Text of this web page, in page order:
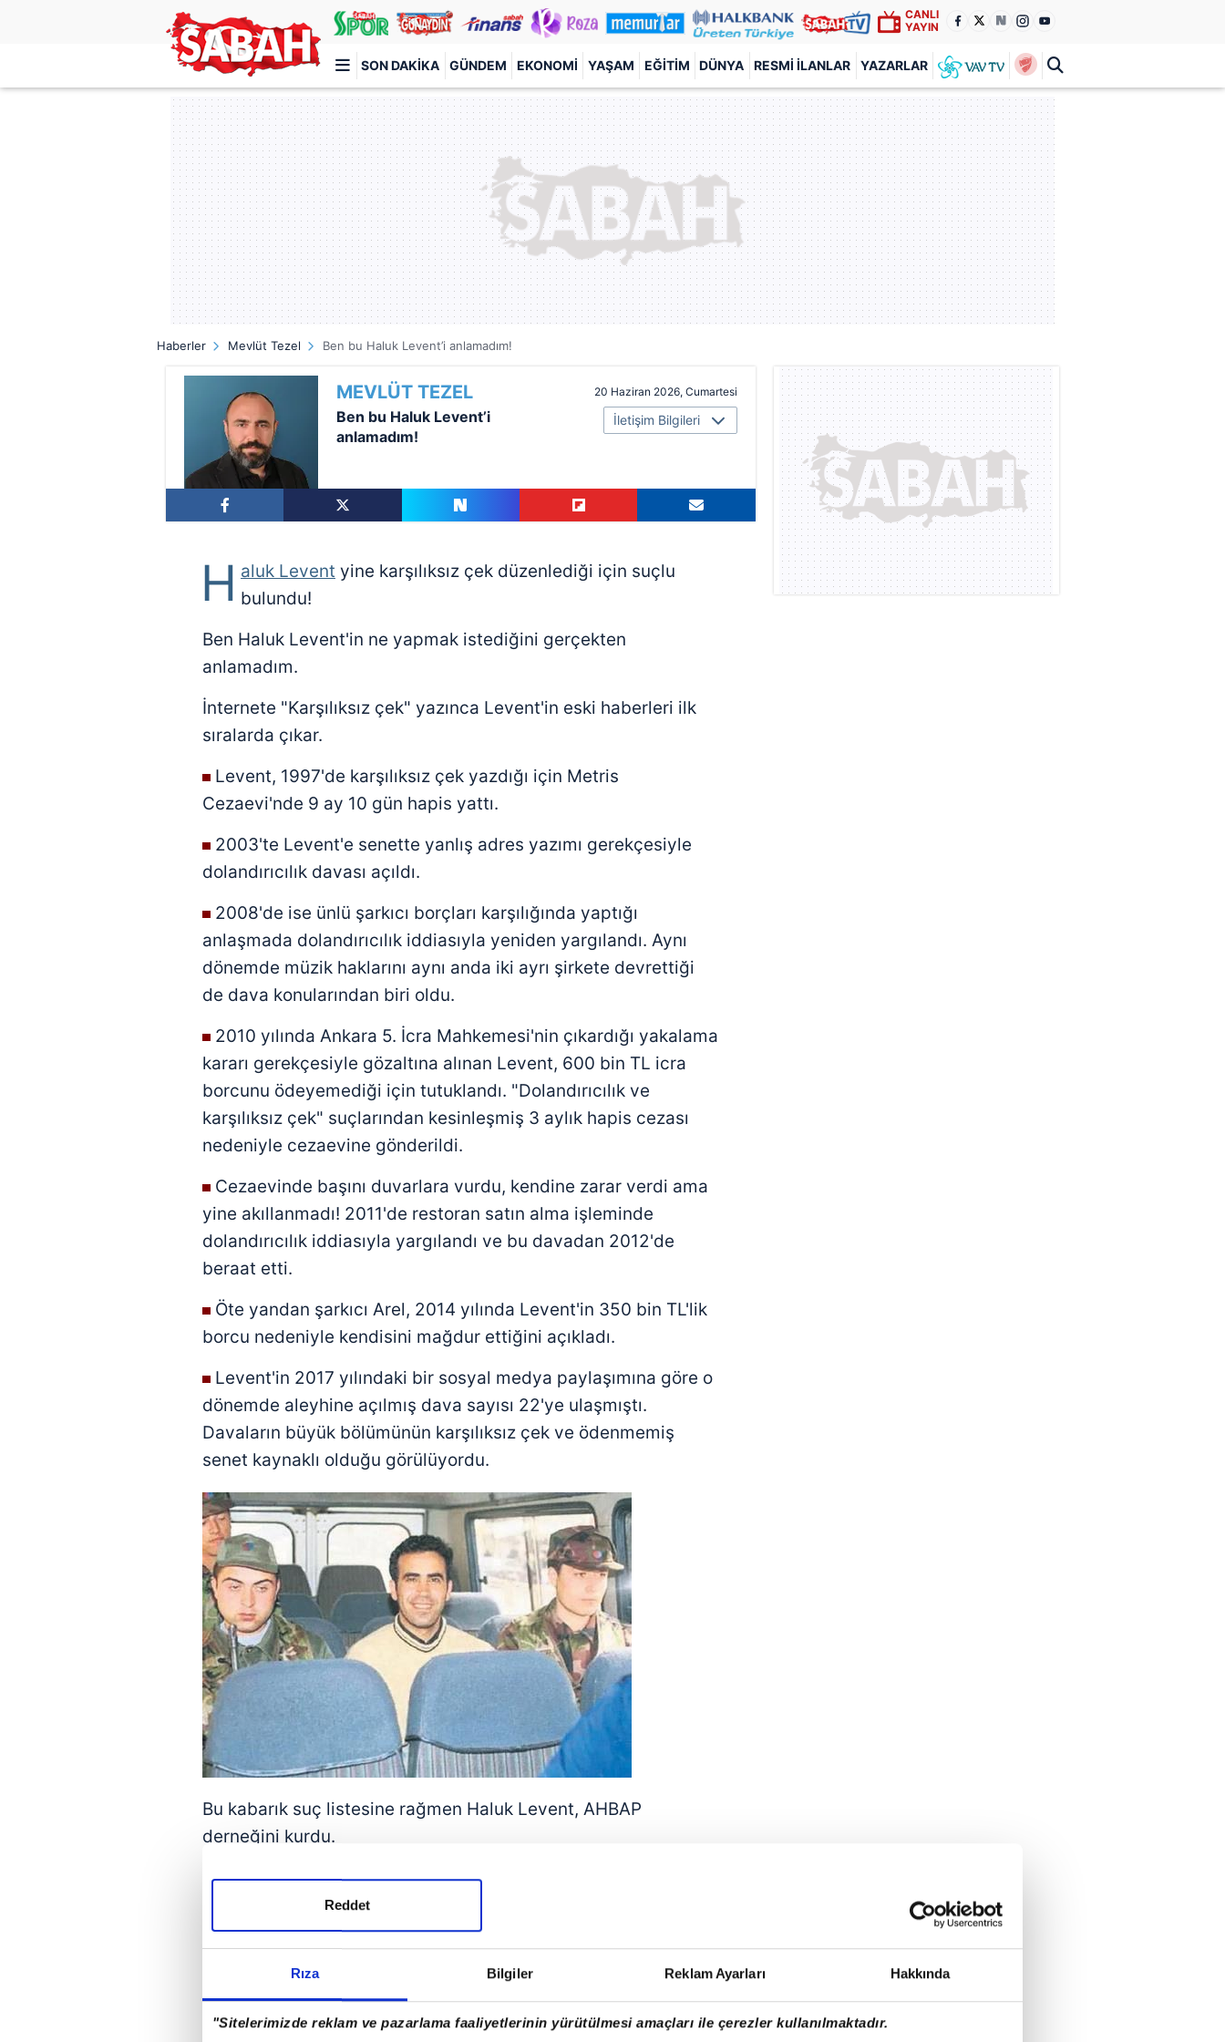
Rıza Bilgiler Reklam Ayarları Hakkında
"Sitelerimizde reklam ve pazarlama faaliyetlerinin yürütülmesi amaçları ile çerezler kullanılmaktadır.
Reddet
CANLI
YAYIN
SON DAKIKA GÜNDEM EKONOMI YAŞAM EĞITIM DÜNYA RESMI İLANLAR YAZARLAR
Türkiye'nin en iyi haber sitesi
Haberler Mevlüt Tezel Ben bu Haluk Levent’i anlamadım!
İletişim Bilgileri
20 Haziran 2026, Cumartesi
MEVLÜT TEZEL
Ben bu Haluk Levent’i
anlamadım!
H aluk Levent yine karşılıksız çek düzenlediği için suçlu
bulundu!
Ben Haluk Levent'in ne yapmak istediğini gerçekten
anlamadım.
İnternete "Karşılıksız çek" yazınca Levent'in eski haberleri ilk
sıralarda çıkar.
Levent, 1997'de karşılıksız çek yazdığı için Metris
Cezaevi'nde 9 ay 10 gün hapis yattı.
2003'te Levent'e senette yanlış adres yazımı gerekçesiyle
dolandırıcılık davası açıldı.
2008'de ise ünlü şarkıcı borçları karşılığında yaptığı
anlaşmada dolandırıcılık iddiasıyla yeniden yargılandı. Aynı
dönemde müzik haklarını aynı anda iki ayrı şirkete devrettiği
de dava konularından biri oldu.
2010 yılında Ankara 5. İcra Mahkemesi'nin çıkardığı yakalama
kararı gerekçesiyle gözaltına alınan Levent, 600 bin TL icra
borcunu ödeyemediği için tutuklandı. "Dolandırıcılık ve
karşılıksız çek" suçlarından kesinleşmiş 3 aylık hapis cezası
nedeniyle cezaevine gönderildi.
Cezaevinde başını duvarlara vurdu, kendine zarar verdi ama
yine akıllanmadı! 2011'de restoran satın alma işleminde
dolandırıcılık iddiasıyla yargılandı ve bu davadan 2012'de
beraat etti.
Öte yandan şarkıcı Arel, 2014 yılında Levent'in 350 bin TL'lik
borcu nedeniyle kendisini mağdur ettiğini açıkladı.
Levent'in 2017 yılındaki bir sosyal medya paylaşımına göre o
dönemde aleyhine açılmış dava sayısı 22'ye ulaşmıştı.
Davaların büyük bölümünün karşılıksız çek ve ödenmemiş
senet kaynaklı olduğu görülüyordu.
Bu kabarık suç listesine rağmen Haluk Levent, AHBAP
derneğini kurdu.
Zenginlerden aldığı paraları yardıma muhtaç insanlara direkt
ulaştırarak halkın sevgisini kazandı.
Özellikle sosyal medyadaki yardım çağrılarına anında
yetişerek, zenginlerle fakirler arasında bir köprü kurarak
toplumda Robin Hood etkisi yarattı!